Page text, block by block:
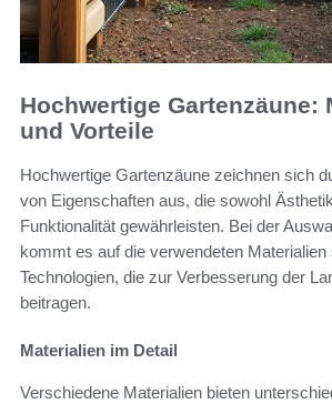
Hochwertige Gartenzäune:
und Vorteile
Hochwertige Gartenzäune zeichnen sich
von Eigenschaften aus, die sowohl
Funktionalität gewährleisten. Bei der
kommt es auf die verwendeten Materialien
Technologien, die zur Verbesserung der
beitragen.
Materialien im Detail
Verschiedene Materialien bieten